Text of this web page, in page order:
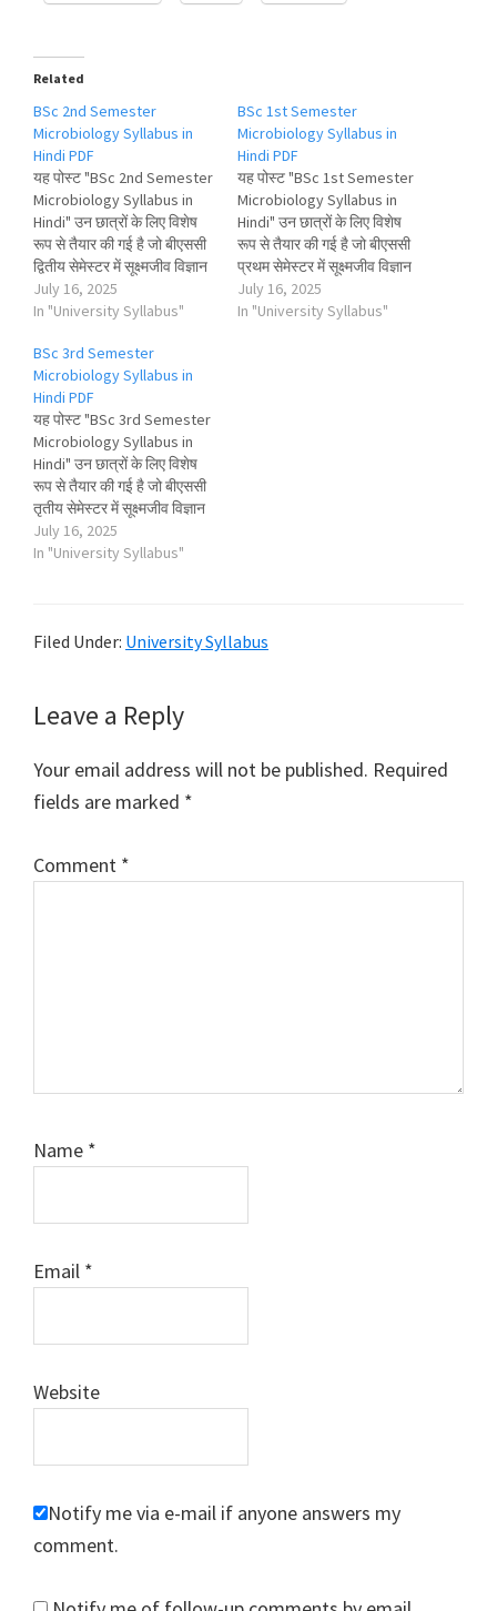
Related
BSc 2nd Semester
Microbiology Syllabus in
Hindi PDF
यह पोस्ट "BSc 2nd Semester
Microbiology Syllabus in
Hindi" उन छात्रों के लिए विशेष
रूप से तैयार की गई है जो बीएससी
द्वितीय सेमेस्टर में सूक्ष्मजीव विज्ञान
(Microbiology) विषय की पढ़ाई
कर रहे हैं। इसमें दिया गया सिलेबस
2020) पर आधारित है, जिसे भारत
के कई…
July 16, 2025
In "University Syllabus"
BSc 1st Semester
Microbiology Syllabus in
Hindi PDF
यह पोस्ट "BSc 1st Semester
Microbiology Syllabus in
Hindi" उन छात्रों के लिए विशेष
रूप से तैयार की गई है जो बीएससी
प्रथम सेमेस्टर में सूक्ष्मजीव विज्ञान
(Microbiology) विषय की पढ़ाई
कर रहे हैं। इसमें दिया गया सिलेबस
July 16, 2025
In "University Syllabus"
BSc 3rd Semester
Microbiology Syllabus in
Hindi PDF
यह पोस्ट "BSc 3rd Semester
Microbiology Syllabus in
Hindi" उन छात्रों के लिए विशेष
रूप से तैयार की गई है जो बीएससी
तृतीय सेमेस्टर में सूक्ष्मजीव विज्ञान
(Microbiology) विषय की पढ़ाई
कर रहे हैं। इसमें दिया गया सिलेबस
July 16, 2025
In "University Syllabus"
Filed Under: University Syllabus
Reader
Interactions
Leave a Reply
Your email address will not be published. Required
fields are marked *
Comment *
Name *
Email *
Website
Notify me via e-mail if anyone answers my
comment.